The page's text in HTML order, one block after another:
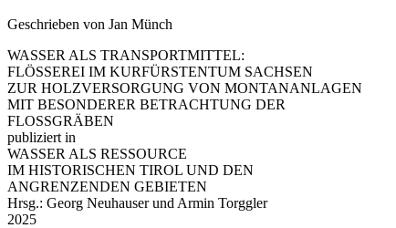
Geschrieben von Jan Münch
WASSER ALS TRANSPORTMITTEL:
FLÖSSEREI IM KURFÜRSTENTUM SACHSEN
ZUR HOLZVERSORGUNG VON MONTANANLAGEN
MIT BESONDERER BETRACHTUNG DER
FLOSSGRÄBEN
publiziert in
WASSER ALS RESSOURCE
IM HISTORISCHEN TIROL UND DEN
ANGRENZENDEN GEBIETEN
Hrsg.: Georg Neuhauser und Armin Torggler
2025